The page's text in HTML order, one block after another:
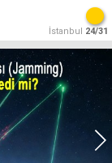
İstanbul 24/31